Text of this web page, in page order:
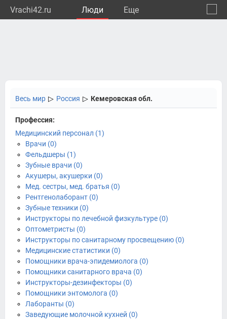
Vrachi42.ru Люди Eще
Весь мир ▷ Россия ▷ Кемеровская обл.
Профессия:
Медицинский персонал (1)
Врачи (0)
Фельдшеры (1)
Зубные врачи (0)
Акушеры, акушерки (0)
Мед. сестры, мед. братья (0)
Рентгенолаборант (0)
Зубные техники (0)
Инструкторы по лечебной физкультуре (0)
Оптометристы (0)
Инструкторы по санитарному просвещению (0)
Медицинские статистики (0)
Помощники врача-эпидемиолога (0)
Помощники санитарного врача (0)
Инструкторы-дезинфекторы (0)
Помощники энтомолога (0)
Лаборанты (0)
Заведующие молочной кухней (0)